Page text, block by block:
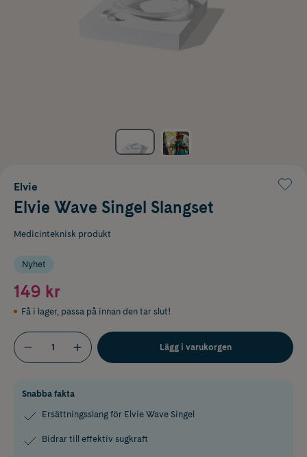
Elvie
Elvie Wave Singel Slangset
Medicinteknisk produkt
Nyhet
149 kr
Få i lager, passa på innan den tar slut!
Lägg i varukorgen
Snabba fakta
Ersättningsslang för Elvie Wave Singel
Bidrar till effektiv sugkraft